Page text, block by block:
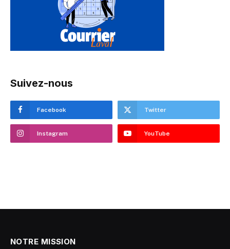
Suivez-nous
Facebook Twitter
Instagram YouTube
NOTRE MISSION